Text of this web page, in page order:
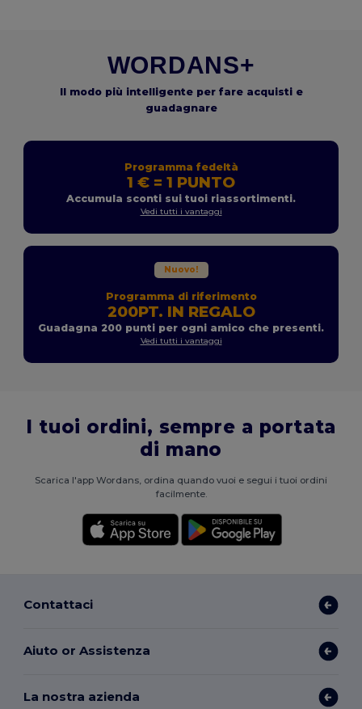
WORDANS+
Il modo più intelligente per fare acquisti e
guadagnare
Programma fedeltà
1 € = 1 PUNTO
Accumula sconti sui tuoi riassortimenti.
Vedi tutti i vantaggi
Nuovo!
Programma di riferimento
200PT. IN REGALO
Guadagna 200 punti per ogni amico che presenti.
Vedi tutti i vantaggi
I tuoi ordini, sempre a portata
di mano
Scarica l'app Wordans, ordina quando vuoi e segui i tuoi ordini
facilmente.
Contattaci
Aiuto or Assistenza
La nostra azienda